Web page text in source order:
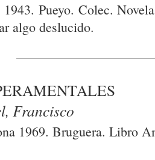
Pueyo. Colec.
algo deslucido.
Francisco
1969. Bruguera. Libro